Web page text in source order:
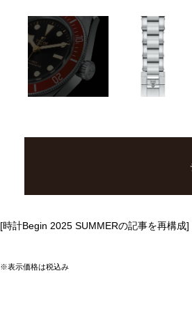
[時計Begin 2025 SUMMERの記事を再構成]
※表示価格は税込み